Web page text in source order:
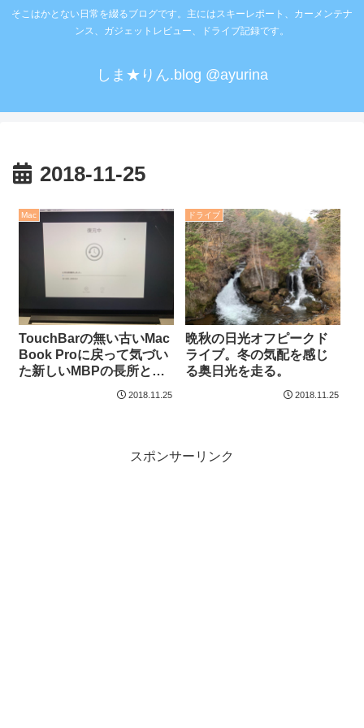
そこはかとない日常を綴るブログです。主にはスキーレポート、カーメンテナ
ンス、ガジェットレビュー、ドライブ記録です。
しま★りん.blog @ayurina
2018-11-25
Mac
TouchBarの無い古いMac
Book Proに戻って気づい
た新しいMBPの長所と短
2018.11.25
ドライブ
晩秋の日光オフピークド
ライブ。冬の気配を感じ
る奥日光を走る。
2018.11.25
スポンサーリンク